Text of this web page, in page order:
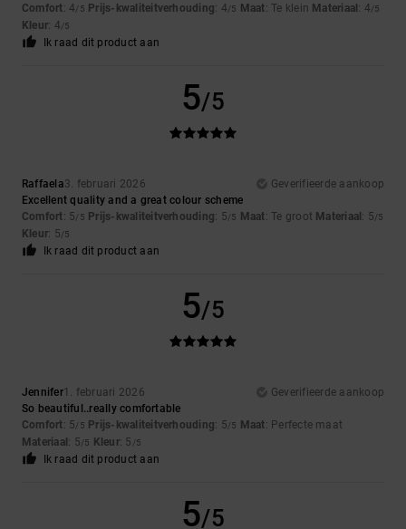
Comfort: 4/5 Prijs-kwaliteitverhouding: 4/5 Maat: Te klein Materiaal : 4/5
Kleur: 4/5
Ik raad dit product aan
5/5
Raffaela3. februari 2026
Geverifieerde aankoop
Excellent quality and a great colour scheme
Comfort: 5/5 Prijs-kwaliteitverhouding: 5/5 Maat: Te groot Materiaal : 5/5
Kleur: 5/5
Ik raad dit product aan
5/5
Jennifer1. februari 2026
Geverifieerde aankoop
So beautiful..really comfortable
Comfort: 5/5 Prijs-kwaliteitverhouding: 5/5 Maat: Perfecte maat
Materiaal : 5/5 Kleur: 5 /5
Ik raad dit product aan
5/5